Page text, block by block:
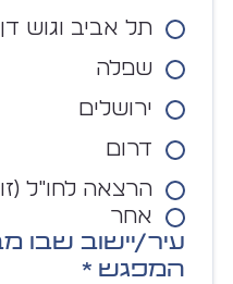
תל אביב וגוש דן
שפלה
ירושלים
דרום
הרצאה לחו"ל
אחר
עיר/יישוב שבו
המפגש *